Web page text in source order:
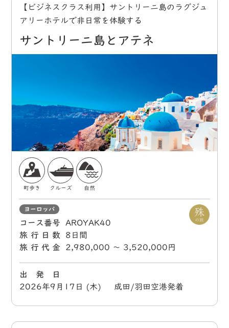
【ビジネスクラス利用】サントリーニ島のラグジュ
アリーホテルで非日常を体験する
サントリーニ島とアテネ
町歩き クルーズ 自然
ヨーロッパ
コース番号
AROYAK40
旅行日数
8日間
旅行代金
2,980,000 〜 3,520,000円
出 発 日
2026年9月17日 (木) 成田/羽田空港発着